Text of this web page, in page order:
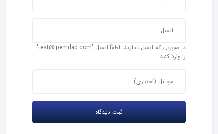
در صورتی که ایمیل ندارید، لطفاً ایمیل "test@ipemdad.com"
را وارد کنید.